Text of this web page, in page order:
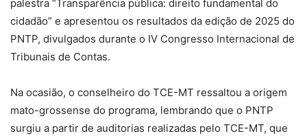
palestra “Transparência pública: direito fundamental do
cidadão” e apresentou os resultados da edição de 2025 do
PNTP, divulgados durante o IV Congresso Internacional de
Tribunais de Contas.
Na ocasião, o conselheiro do TCE-MT ressaltou a origem
mato-grossense do programa, lembrando que o PNTP
surgiu a partir de auditorias realizadas pelo TCE-MT, que